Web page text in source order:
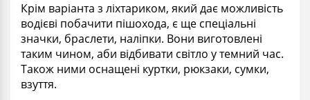
Крім варіанта з ліхтариком, який дає можливість
водієві побачити пішохода, є ще спеціальні
значки, браслети, наліпки. Вони виготовлені
таким чином, аби відбивати світло у темний час.
Також ними оснащені куртки, рюкзаки, сумки,
взуття.